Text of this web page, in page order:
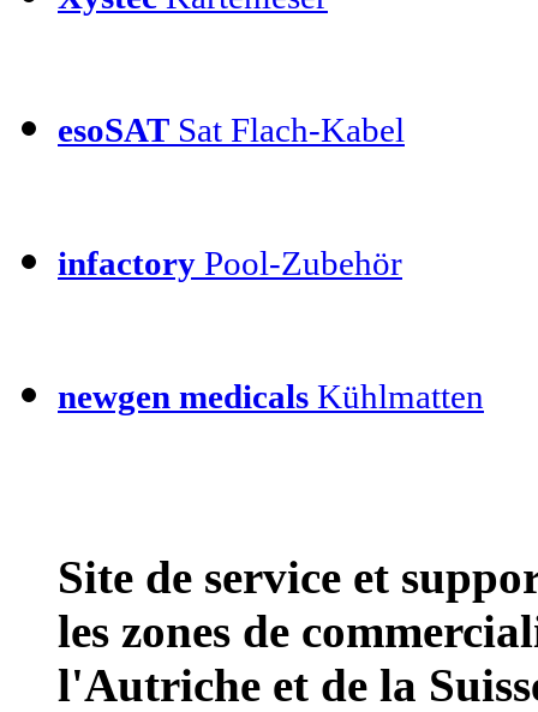
esoSAT Sat Flach-Kabel
infactory Pool-Zubehör
newgen medicals Kühlmatten
Site de service et
les zones de
l'Autriche et de la